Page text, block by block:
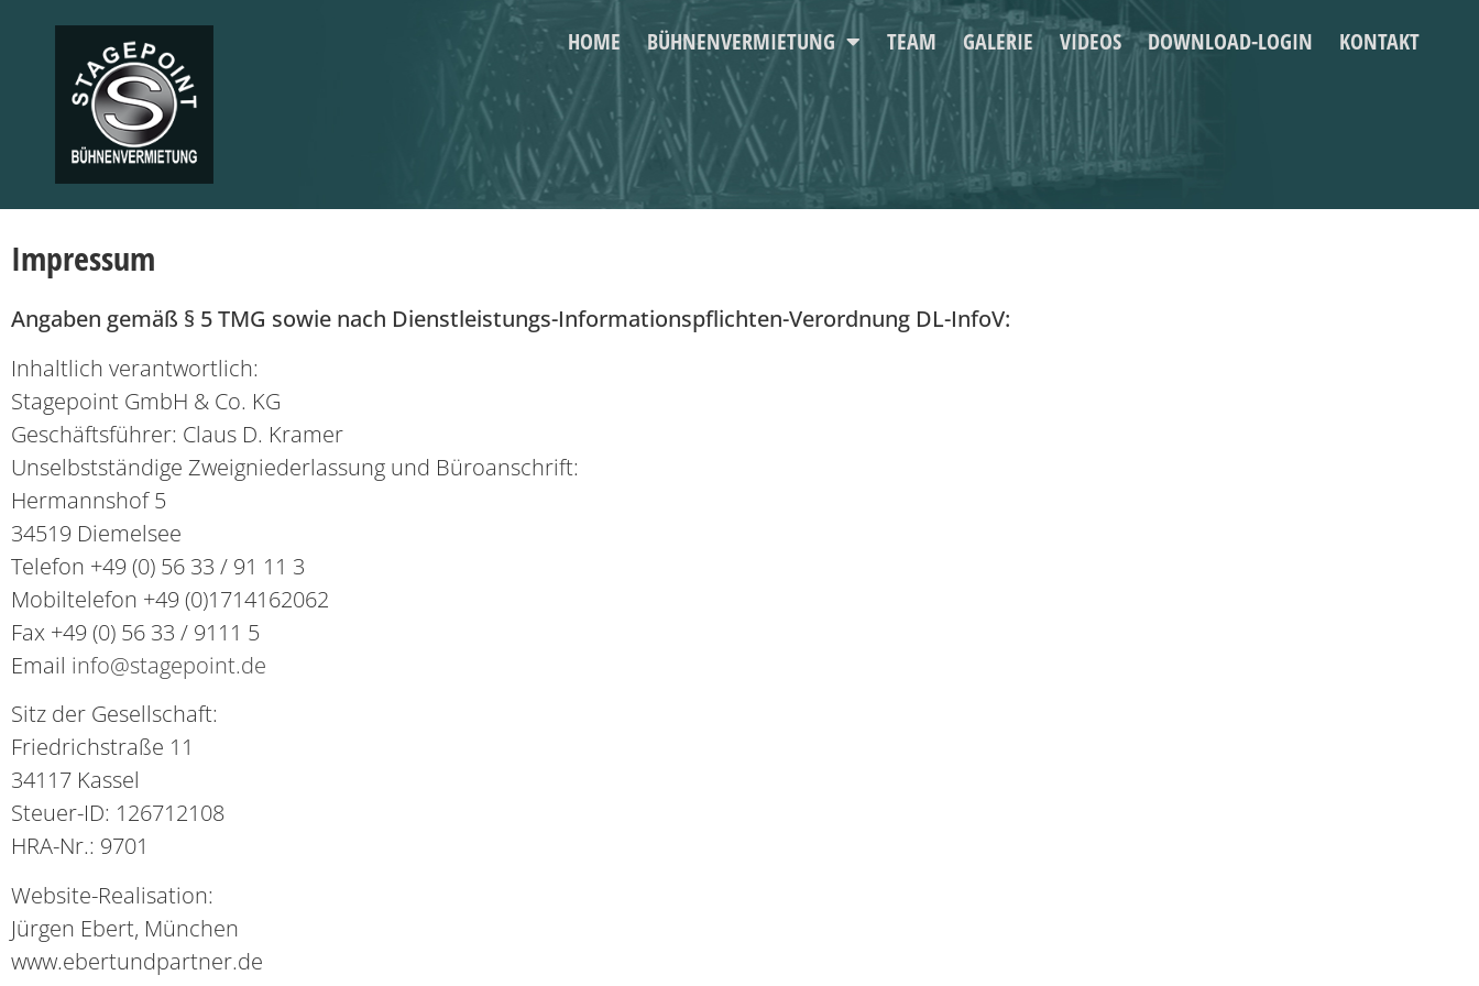
HOME BÜHNENVERMIETUNG TEAM GALERIE VIDEOS DOWNLOAD-LOGIN KONTAKT
Impressum
Angaben gemäß § 5 TMG sowie nach Dienstleistungs-Informationspflichten-Verordnung DL-InfoV:
Inhaltlich verantwortlich:
Stagepoint GmbH & Co. KG
Geschäftsführer: Claus D. Kramer
Unselbstständige Zweigniederlassung und Büroanschrift:
Hermannshof 5
34519 Diemelsee
Telefon +49 (0) 56 33 / 91 11 3
Mobiltelefon +49 (0)1714162062
Fax +49 (0) 56 33 / 9111 5
Email info@stagepoint.de
Sitz der Gesellschaft:
Friedrichstraße 11
34117 Kassel
Steuer-ID: 126712108
HRA-Nr.: 9701
Website-Realisation:
Jürgen Ebert, München
www.ebertundpartner.de